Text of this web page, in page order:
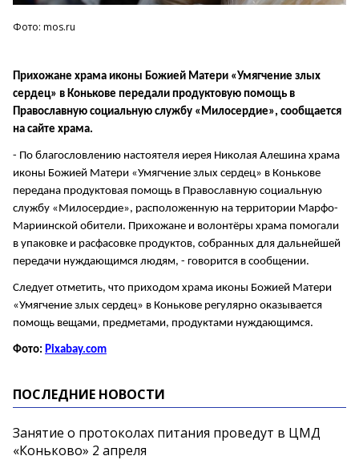
Фото: mos.ru
Прихожане храма иконы Божией Матери «Умягчение злых
сердец» в Конькове передали продуктовую помощь в
Православную социальную службу «Милосердие», сообщается
на сайте храма.
- По благословлению настоятеля иерея Николая Алешина храма
иконы Божией Матери «Умягчение злых сердец» в Конькове
передана продуктовая помощь в Православную социальную
службу «Милосердие», расположенную на территории Марфо-
Мариинской обители. Прихожане и волонтёры храма помогали
в упаковке и расфасовке продуктов, собранных для дальнейшей
передачи нуждающимся людям, - говорится в сообщении.
Следует отметить, что приходом храма иконы Божией Матери
«Умягчение злых сердец» в Конькове регулярно оказывается
помощь вещами, предметами, продуктами нуждающимся.
Фото: Рixabay.com
ПОСЛЕДНИЕ НОВОСТИ
Занятие о протоколах питания проведут в ЦМД
«Коньково» 2 апреля